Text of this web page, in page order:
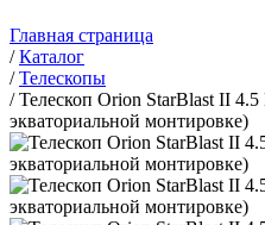
Главная страница
/Каталог
/Телескопы
/Телескоп Orion StarBlast II
экваториальной монтировке)